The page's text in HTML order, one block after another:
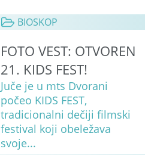
BIOSKOP
FOTO VEST: OTVOREN
21. KIDS FEST!
Juče je u mts Dvorani
počeo KIDS FEST,
tradicionalni dečiji filmski
festival koji obeležava
svoje...